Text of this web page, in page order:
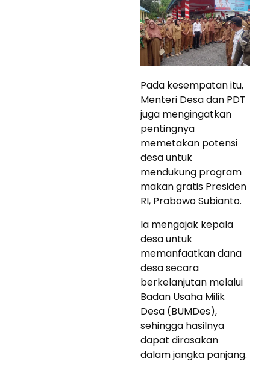
Pada kesempatan itu,
Menteri Desa dan PDT
juga mengingatkan
pentingnya
memetakan potensi
desa untuk
mendukung program
makan gratis Presiden
RI, Prabowo Subianto.
Ia mengajak kepala
desa untuk
memanfaatkan dana
desa secara
berkelanjutan melalui
Badan Usaha Milik
Desa (BUMDes),
sehingga hasilnya
dapat dirasakan
dalam jangka panjang.